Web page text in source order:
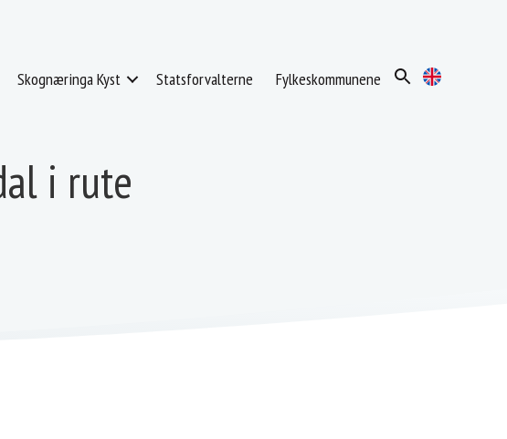
Skognæringa Kyst Statsforvalterne Fylkeskommunene
i rute